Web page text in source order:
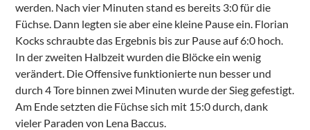
werden. Nach vier Minuten stand es bereits 3:0 für die
Füchse. Dann legten sie aber eine kleine Pause ein. Florian
Kocks schraubte das Ergebnis bis zur Pause auf 6:0 hoch.
In der zweiten Halbzeit wurden die Blöcke ein wenig
verändert. Die Offensive funktionierte nun besser und
durch 4 Tore binnen zwei Minuten wurde der Sieg gefestigt.
Am Ende setzten die Füchse sich mit 15:0 durch, dank
vieler Paraden von Lena Baccus.